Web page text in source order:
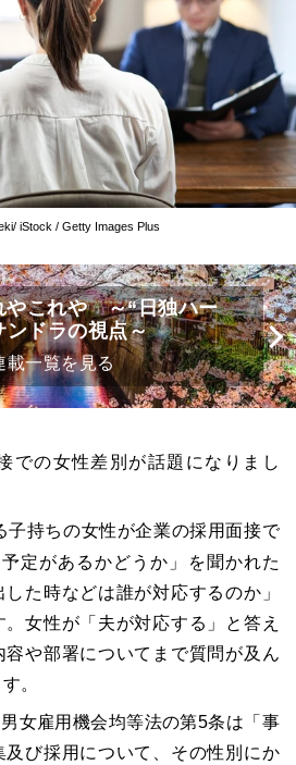
iStock / Getty Images Plus
やこれや ～“日独ハー
ンドラの視点～
載一覧を見る
での女性差別が話題になりまし
子持ちの女性が企業の採用面接で
定があるかどうか」を聞かれた
した時などは誰が対応するのか」
女性が「夫が対応する」と答え
や部署についてまで質問が及ん
。
女雇用機会均等法の第5条は「事
び採用について、その性別にか